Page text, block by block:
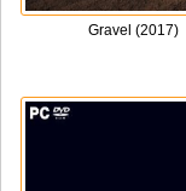
Gravel (2017)